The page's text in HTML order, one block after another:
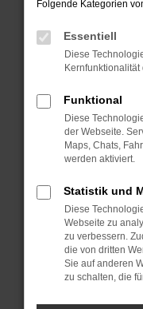
Prüfe deine
können das
verhindern.
anderen
Starte dein
Das kann
Probleme zu
sind.
Veraltete
führen, dass
unterstützt
Wende dich
Folgende Kategorien
Essentiell
Diese
Funktional
Diese
der Webseite.
Maps, Chats,
werden aktiviert.
Statistik und
Diese
Webseite zu
zu verbessern.
die von dritten
Sie auf anderen
zu schalten, die